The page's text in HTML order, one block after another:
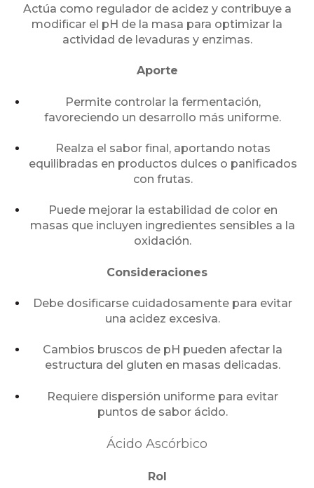
Actúa como regulador de acidez y contribuye a
modificar el pH de la masa para optimizar la
actividad de levaduras y enzimas.
Aporte
Permite controlar la fermentación,
favoreciendo un desarrollo más uniforme.
Realza el sabor final, aportando notas
equilibradas en productos dulces o panificados
con frutas.
Puede mejorar la estabilidad de color en
masas que incluyen ingredientes sensibles a la
oxidación.
Consideraciones
Debe dosificarse cuidadosamente para evitar
una acidez excesiva.
Cambios bruscos de pH pueden afectar la
estructura del gluten en masas delicadas.
Requiere dispersión uniforme para evitar
puntos de sabor ácido.
Ácido Ascórbico
Rol